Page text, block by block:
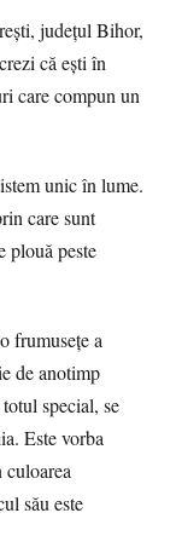
județul Bihor,
că ești în
care compun un
unic în lume.
care sunt
plouă peste
frumusețe a
de anotimp
special, se
Este vorba
culoarea
său este